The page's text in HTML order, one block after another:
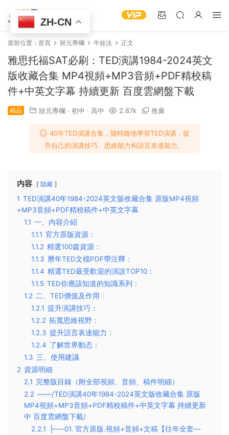
當前位置： 首頁 狀元專欄 牛娃法 正文
雅思托福SAT必刷：TED演講1984-2024英文
版收藏合集 MP4視頻+MP3音頻+PDF精校稿
件+中英文字幕 持續更新 百度雲網盤下載
精品 狀元專欄 · 初中 · 高中 2.87k 推廣
40年TED演講合集，随時随地學習TED演講，提
升自己的演講技巧、思維能力和語言表達能力。
内容 隐藏
1 TED演講40年1984-2024英文版收藏合集 原版MP4視頻
+MP3音頻+PDF精校稿件+中英文字幕
1.1 一、内容介紹
1.1.1 官方原版資源：
1.1.2 精選100篇資源：
1.1.3 曆年TED文檔PDF帶注釋：
1.1.4 精選TED最受歡迎的演說TOP10：
1.1.5 TED你應該知道的知識系列：
1.2 二、TED價值及作用
1.2.1 提升演講技巧：
1.2.2 拓寬思維視野：
1.2.3 提升語言表達能力：
1.2.4 了解世界動态：
1.3 三、使用建議
2 資源明細
2.1 完整版目錄（附全部視頻、音頻、稿件明細）
2.2 ——/TED演講40年1984-2024英文版收藏合集 原版
MP4視頻+MP3音頻+PDF精校稿件+中英文字幕 持續更新
中 百度雲網盤下載/
2.2.1
├──01. 官方原版.視頻+音頻+文稿【往年全套—
ZH-CN